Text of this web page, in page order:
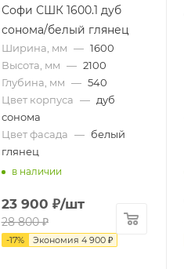
Софи СШК 1600.1 дуб
сонома/белый глянец
Ширина, мм — 1600
Высота, мм — 2100
Глубина, мм — 540
Цвет корпуса — дуб
сонома
Цвет фасада — белый
глянец
в наличии
23 900 ₽/шт
28 800₽
-17% Экономия 4 900₽